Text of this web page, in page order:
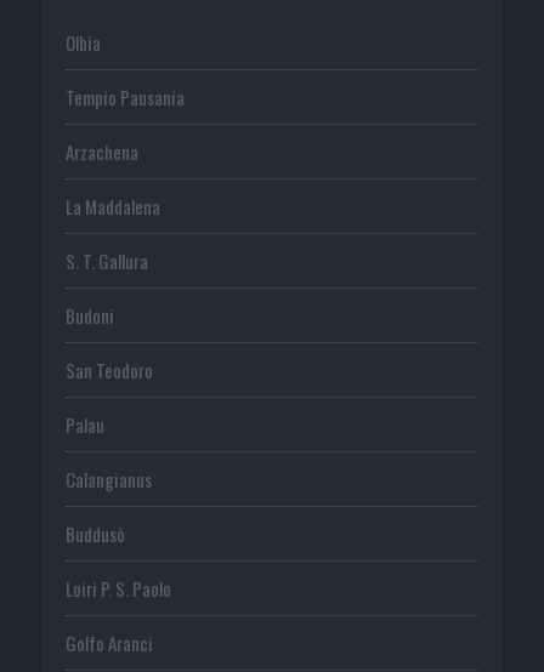
Olbia
Tempio Pausania
Arzachena
La Maddalena
S. T. Gallura
Budoni
San Teodoro
Palau
Calangianus
Buddusò
Loiri P. S. Paolo
Golfo Aranci